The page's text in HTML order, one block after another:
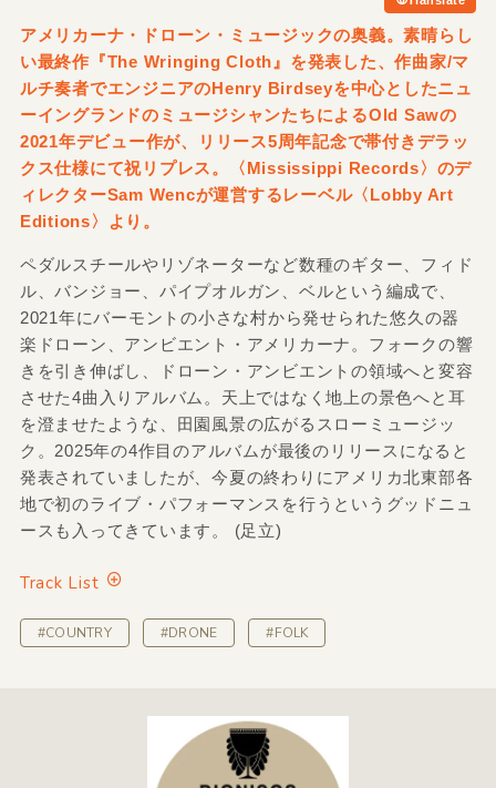
アメリカーナ・ドローン・ミュージックの奥義。素晴らし
い最終作『The Wringing Cloth』を発表した、作曲家/マ
ルチ奏者でエンジニアのHenry Birdseyを中心としたニュ
ーイングランドのミュージシャンたちによるOld Sawの
2021年デビュー作が、リリース5周年記念で帯付きデラッ
クス仕様にて祝リプレス。〈Mississippi Records〉のデ
ィレクターSam Wencが運営するレーベル〈Lobby Art
Editions〉より。
ペダルスチールやリゾネーターなど数種のギター、フィド
ル、バンジョー、パイプオルガン、ベルという編成で、
2021年にバーモントの小さな村から発せられた悠久の器
楽ドローン、アンビエント・アメリカーナ。フォークの響
きを引き伸ばし、ドローン・アンビエントの領域へと変容
させた4曲入りアルバム。天上ではなく地上の景色へと耳
を澄ませたような、田園風景の広がるスローミュージッ
ク。2025年の4作目のアルバムが最後のリリースになると
発表されていましたが、今夏の終わりにアメリカ北東部各
地で初のライブ・パフォーマンスを行うというグッドニュ
ースも入ってきています。 (足立)
Track List
#COUNTRY #DRONE #FOLK